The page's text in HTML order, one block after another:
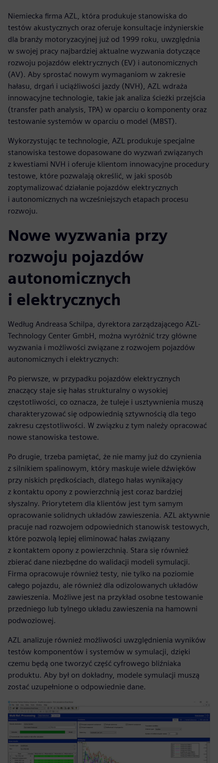
Niemiecka firma AZL, która produkuje stanowiska do
testów akustycznych oraz oferuje konsultacje inżynierskie
dla branży motoryzacyjnej już od 1999 roku, uwzględnia
w swojej pracy najbardziej aktualne wyzwania dotyczące
rozwoju pojazdów elektrycznych (EV) i autonomicznych
(AV). Aby sprostać nowym wymaganiom w zakresie
hałasu, drgań i uciążliwości jazdy (NVH), AZL wdraża
innowacyjne technologie, takie jak analiza ścieżki przejścia
(transfer path analysis, TPA) w oparciu o komponenty oraz
testowanie systemów w oparciu o model (MBST).
Wykorzystując te technologie, AZL produkuje specjalne
stanowiska testowe dopasowane do wyzwań związanych
z kwestiami NVH i oferuje klientom innowacyjne procedury
testowe, które pozwalają określić, w jaki sposób
zoptymalizować działanie pojazdów elektrycznych
i autonomicznych na wcześniejszych etapach procesu
rozwoju.
Nowe wyzwania przy
rozwoju pojazdów
autonomicznych
i elektrycznych
Według Andreasa Schilpa, dyrektora zarządzającego AZL-
Technology Center GmbH, można wyróżnić trzy główne
wyzwania i możliwości związane z rozwojem pojazdów
autonomicznych i elektrycznych:
Po pierwsze, w przypadku pojazdów elektrycznych
znaczący staje się hałas strukturalny o wysokiej
częstotliwości, co oznacza, że tuleje i usztywnienia muszą
charakteryzować się odpowiednią sztywnością dla tego
zakresu częstotliwości. W związku z tym należy opracować
nowe stanowiska testowe.
Po drugie, trzeba pamiętać, że nie mamy już do czynienia
z silnikiem spalinowym, który maskuje wiele dźwięków
przy niskich prędkościach, dlatego hałas wynikający
z kontaktu opony z powierzchnią jest coraz bardziej
słyszalny. Priorytetem dla klientów jest tym samym
opracowanie solidnych układów zawieszenia. AZL aktywnie
pracuje nad rozwojem odpowiednich stanowisk testowych,
które pozwolą lepiej eliminować hałas związany
z kontaktem opony z powierzchnią. Stara się również
zbierać dane niezbędne do walidacji modeli symulacji.
Firma opracowuje również testy, nie tylko na poziomie
całego pojazdu, ale również dla odizolowanych układów
zawieszenia. Możliwe jest na przykład osobne testowanie
przedniego lub tylnego układu zawieszenia na hamowni
podwoziowej.
AZL analizuje również możliwości uwzględnienia wyników
testów komponentów i systemów w symulacji, dzięki
czemu będą one tworzyć część cyfrowego bliźniaka
produktu. Aby był on dokładny, modele symulacji muszą
zostać uzupełnione o odpowiednie dane.